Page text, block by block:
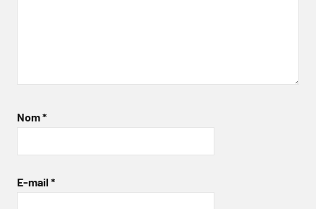
Nom*
E-mail *